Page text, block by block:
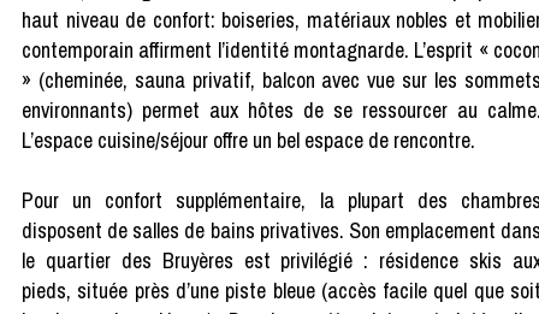
haut niveau de confort: boiseries, matériaux nobles et
contemporain affirment l’identité montagnarde. L’esprit «
» (cheminée, sauna privatif, balcon avec vue sur les
environnants) permet aux hôtes de se ressourcer au
L’espace cuisine/séjour offre un bel espace de rencontre.
Pour un confort supplémentaire, la plupart des
disposent de salles de bains privatives. Son emplacement
le quartier des Bruyères est privilégié : résidence skis
pieds, située près d’une piste bleue (accès facile quel que